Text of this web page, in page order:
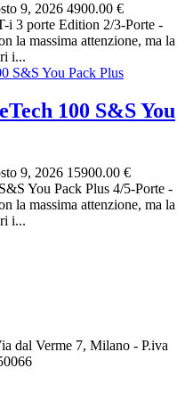
9, 2026 4900.00 €
3 porte Edition 2/3-Porte -
la massima attenzione, ma la
i...
100 S&S You
9, 2026 15900.00 €
You Pack Plus 4/5-Porte -
la massima attenzione, ma la
i...
dal Verme 7, Milano - P.iva